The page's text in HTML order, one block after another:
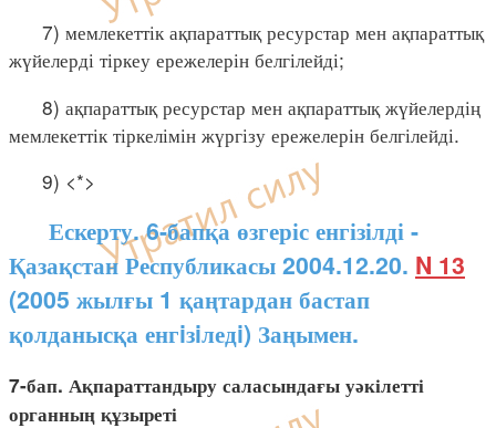
7) мемлекеттік ақпараттық ресурстар мен ақпараттық
жүйелерді тіркеу ережелерін белгілейді;
8) ақпараттық ресурстар мен ақпараттық жүйелердің
мемлекеттік тіркелімін жүргізу ережелерін белгілейді.
9) <*>
Ескерту. 6-бапқа өзгеріс енгізілді -
Қазақстан Республикасы 2004.12.20. N 13
(2005 жылғы 1 қаңтардан бастап
қолданысқа енгiзiледi) Заңымен.
7-бап. Ақпараттандыру саласындағы уәкілетті
органның құзыреті